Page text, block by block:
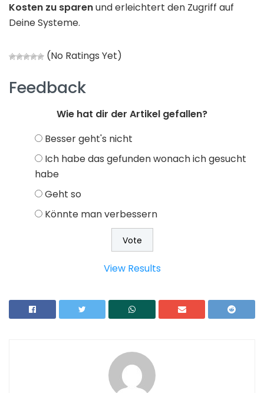
Kosten zu sparenund erleichtert den Zugriff auf
Deine Systeme.
(No Ratings Yet)
Feedback
Wie hat dir der Artikel gefallen?
Besser geht's nicht
Ich habe das gefunden wonach ich gesucht
habe
Geht so
Könnte man verbessern
View Results